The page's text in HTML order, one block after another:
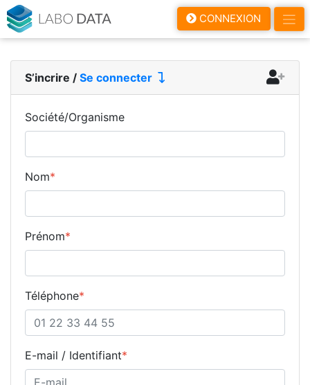
CONNEXION
S’incrire / Se connecter
Société/Organisme
Nom*
Prénom*
Téléphone*
E-mail / Identifiant*